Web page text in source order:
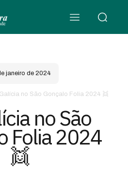
janeiro de 2024
no São Gonçalo Folia 2024 👯
no São
Folia 2024
👯